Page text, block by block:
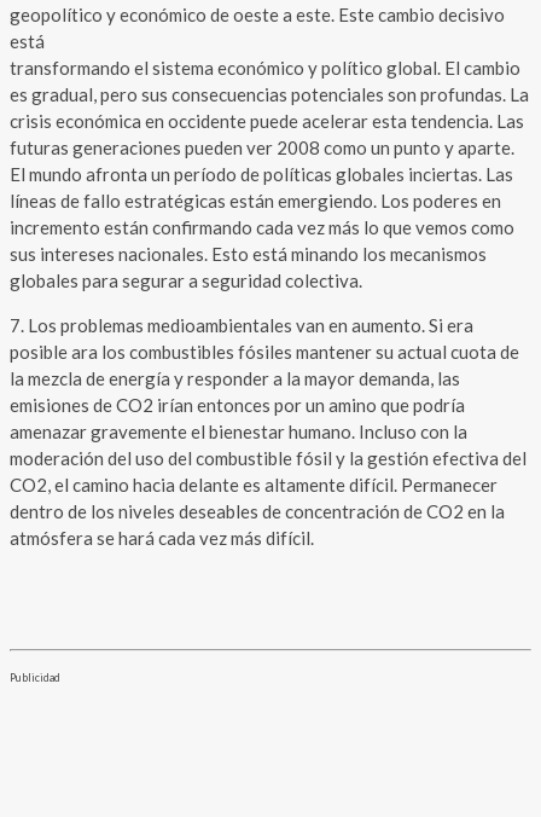
geopolítico y económico de oeste a este. Este cambio decisivo
está
transformando el sistema económico y político global. El cambio
es gradual, pero sus consecuencias potenciales son profundas. La
crisis económica en occidente puede acelerar esta tendencia. Las
futuras generaciones pueden ver 2008 como un punto y aparte.
El mundo afronta un período de políticas globales inciertas. Las
líneas de fallo estratégicas están emergiendo. Los poderes en
incremento están confirmando cada vez más lo que vemos como
sus intereses nacionales. Esto está minando los mecanismos
globales para segurar a seguridad colectiva.
7. Los problemas medioambientales van en aumento. Si era
posible ara los combustibles fósiles mantener su actual cuota de
la mezcla de energía y responder a la mayor demanda, las
emisiones de CO2 irían entonces por un amino que podría
amenazar gravemente el bienestar humano. Incluso con la
moderación del uso del combustible fósil y la gestión efectiva del
CO2, el camino hacia delante es altamente difícil. Permanecer
dentro de los niveles deseables de concentración de CO2 en la
atmósfera se hará cada vez más difícil.
Publicidad